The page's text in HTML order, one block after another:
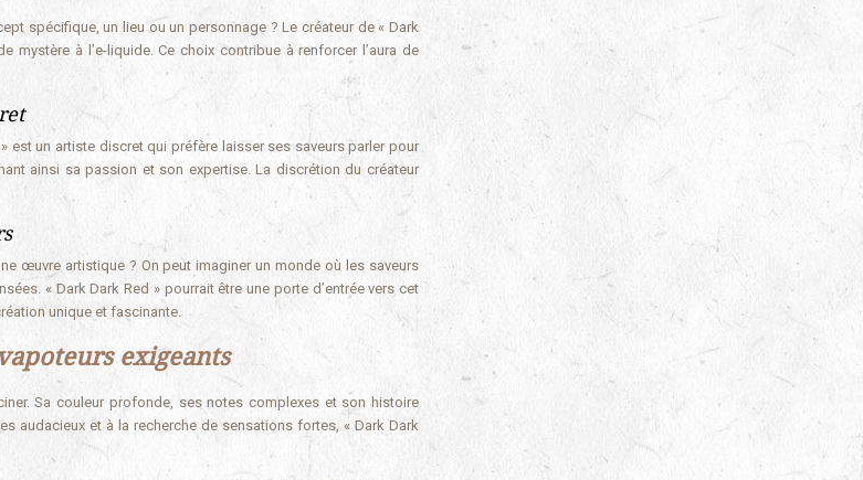
spécifique, un lieu ou un personnage ? Le créateur de « Dark
à l’e-liquide. Ce choix contribue à renforcer l’aura de
est un artiste discret qui préfère laisser ses saveurs parler pour
ainsi sa passion et son expertise. La discrétion du créateur
œuvre artistique ? On peut imaginer un monde où les saveurs
« Dark Dark Red » pourrait être une porte d’entrée vers cet
unique et fascinante.
exigeants
Sa couleur profonde, ses notes complexes et son histoire
audacieux et à la recherche de sensations fortes, « Dark Dark